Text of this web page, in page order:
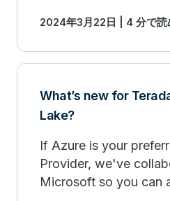
2024年3月22日 | 4 分で読
What’s new for
Lake?
If Azure is your
Provider, we've
Microsoft so you can